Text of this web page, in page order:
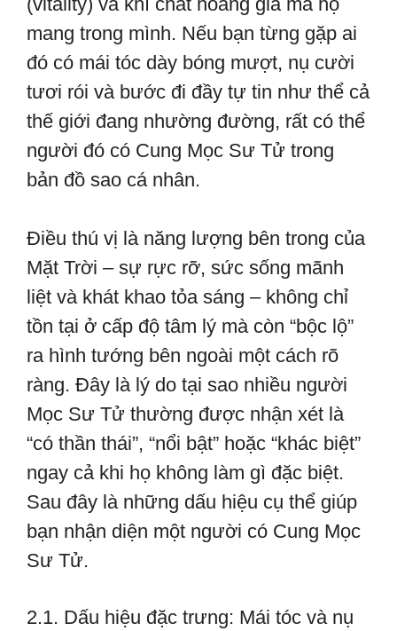
mang trong mình. Nếu bạn từng gặp ai
đó có mái tóc dày bóng mượt, nụ cười
tươi rói và bước đi đầy tự tin như thể cả
thế giới đang nhường đường, rất có thể
người đó có Cung Mọc Sư Tử trong
bản đồ sao cá nhân.
Điều thú vị là năng lượng bên trong của
Mặt Trời – sự rực rỡ, sức sống mãnh
liệt và khát khao tỏa sáng – không chỉ
tồn tại ở cấp độ tâm lý mà còn “bộc lộ”
ra hình tướng bên ngoài một cách rõ
ràng. Đây là lý do tại sao nhiều người
Mọc Sư Tử thường được nhận xét là
“có thần thái”, “nổi bật” hoặc “khác biệt”
ngay cả khi họ không làm gì đặc biệt.
Sau đây là những dấu hiệu cụ thể giúp
bạn nhận diện một người có Cung Mọc
Sư Tử.
2.1. Dấu hiệu đặc trưng: Mái tóc và nụ